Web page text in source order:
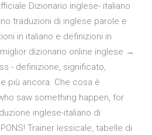
Dizionario inglese- italiano
traduzioni di inglese parole e
in italiano e definizioni in
dizionario online inglese →
- definizione, significato,
più ancora. Che cosa è
saw something happen, for
inglese-italiano di
Trainer lessicale, tabelle di